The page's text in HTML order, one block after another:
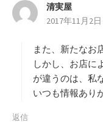
に
保
存
清実屋
り
2017年11月2日
また、新たなお
しかし、お店に
が違うのは、私
いつも情報あり
返信